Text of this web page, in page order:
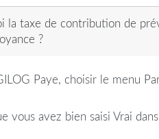
la taxe de contribution de
?
Paye, choisir le menu
vous avez bien saisi Vrai